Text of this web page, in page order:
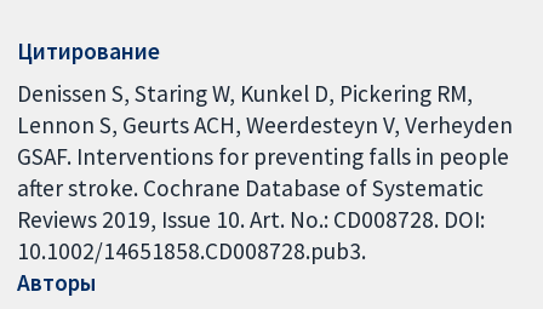
Цитирование
Denissen S, Staring W, Kunkel D, Pickering RM,
Lennon S, Geurts ACH, Weerdesteyn V, Verheyden
GSAF. Interventions for preventing falls in people
after stroke. Cochrane Database of Systematic
Reviews 2019, Issue 10. Art. No.: CD008728. DOI:
10.1002/14651858.CD008728.pub3.
Авторы